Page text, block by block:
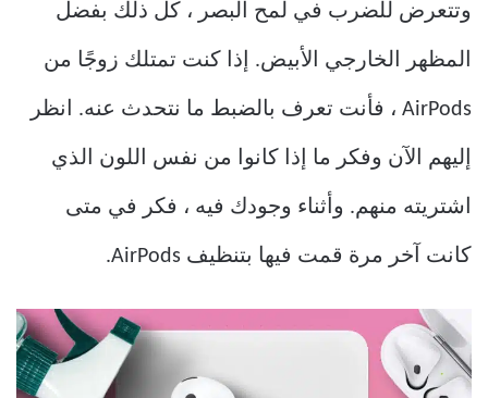
وتتعرض للضرب في لمح البصر ، كل ذلك بفضل
المظهر الخارجي الأبيض. إذا كنت تمتلك زوجًا من
AirPods ، فأنت تعرف بالضبط ما نتحدث عنه. انظر
إليهم الآن وفكر ما إذا كانوا من نفس اللون الذي
اشتريته منهم. وأثناء وجودك فيه ، فكر في متى
كانت آخر مرة قمت فيها بتنظيف AirPods.